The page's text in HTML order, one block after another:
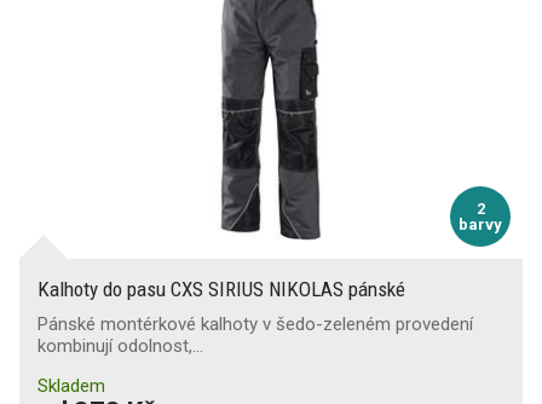
2
barvy
Kalhoty do pasu CXS SIRIUS NIKOLAS pánské
Pánské montérkové kalhoty v šedo-zeleném provedení
kombinují odolnost,…
Skladem